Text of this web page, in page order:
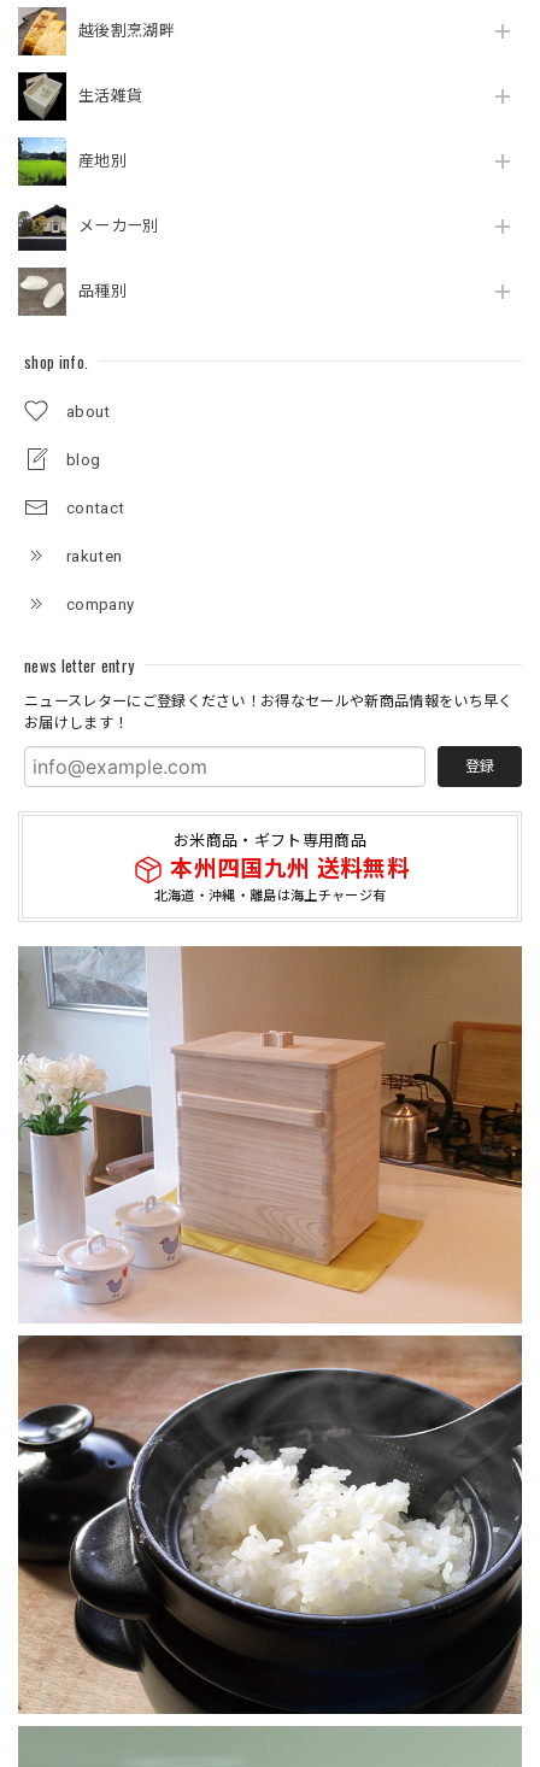
越後割烹湖畔
生活雑貨
産地別
メーカー別
品種別
shop info.
about
blog
contact
rakuten
company
news letter entry
ニュースレターにご登録ください！お得なセールや新商品情報をいち早く
お届けします！
登録
お米商品・ギフト専用商品
本州四国九州 送料無料
北海道・沖縄・離島は海上チャージ有